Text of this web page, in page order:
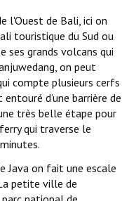
l'Ouest de Bali, ici on
touristique du Sud ou
ses grands volcans qui
on peut
compte plusieurs cerfs
d’une barrière de
très belle étape pour
qui traverse le
Java on fait une escale
petite ville de